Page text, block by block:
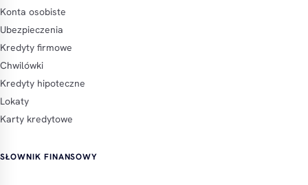
Konta osobiste
Ubezpieczenia
Kredyty firmowe
Chwilówki
Kredyty hipoteczne
Lokaty
Karty kredytowe
SŁOWNIK FINANSOWY